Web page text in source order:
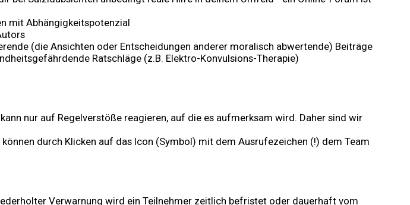
mit Abhängigkeitspotenzial
(die Ansichten oder Entscheidungen anderer moralisch abwertende) Beiträge
Ratschläge (z.B. Elektro-Konvulsions-Therapie)
nur auf Regelverstöße reagieren, auf die es aufmerksam wird. Daher sind wir
durch Klicken auf das Icon (Symbol) mit dem Ausrufezeichen (!) dem Team
Verwarnung wird ein Teilnehmer zeitlich befristet oder dauerhaft vom